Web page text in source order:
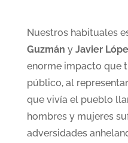
Nuestros habituales
Guzmán y Javier
enorme impacto que
público, al
que vivía el pueblo
hombres y mujeres
adversidades